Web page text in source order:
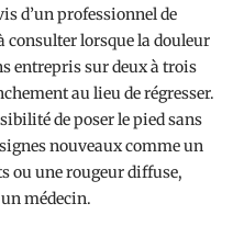
d’un professionnel de
consulter lorsque la douleur
entrepris sur deux à trois
au lieu de régresser.
de poser le pied sans
nouveaux comme un
ou une rougeur diffuse,
médecin.